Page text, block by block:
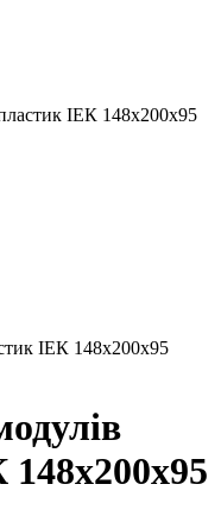
ІЕК 148х200х95